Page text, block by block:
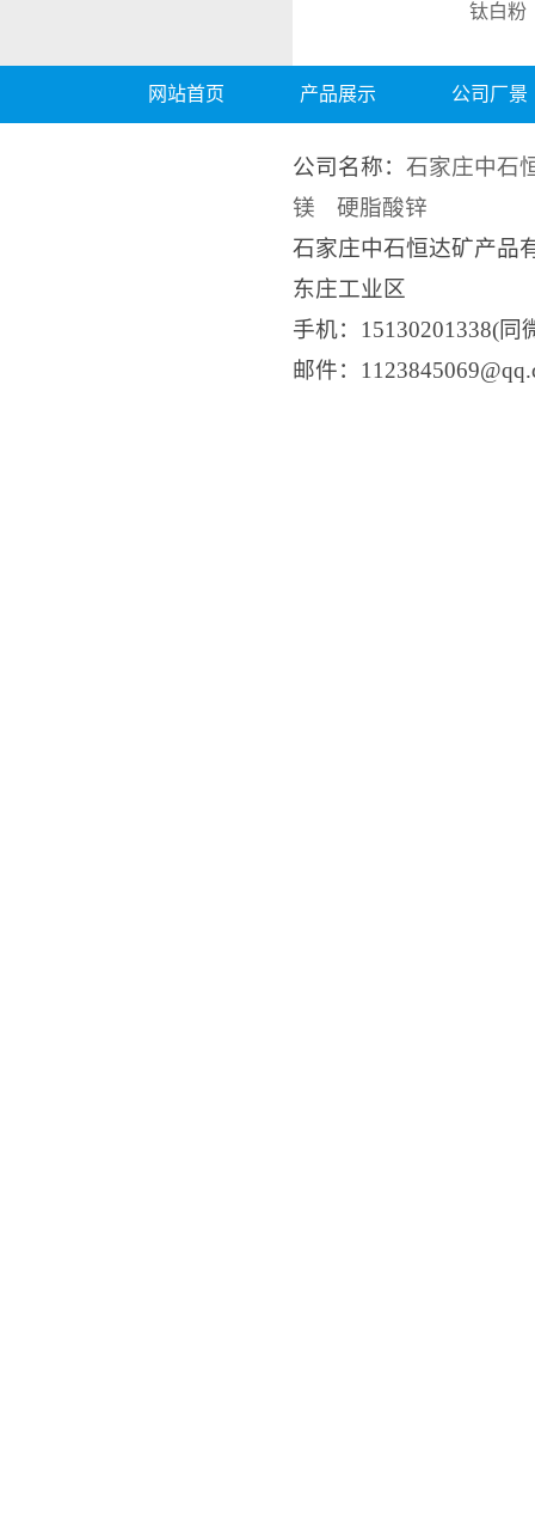
钛白粉
网站首页 产品展示 公司厂景
公司名称： 石家庄中石
镁
硬脂酸锌
石家庄中石恒达矿产
东庄工业区
手机：15130201338(
邮件：